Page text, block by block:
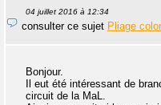
04 juillet 2016 à 12:34
consulter ce sujet Pliage
Bonjour.
Il eut été intéressant de
circuit de la MaL.